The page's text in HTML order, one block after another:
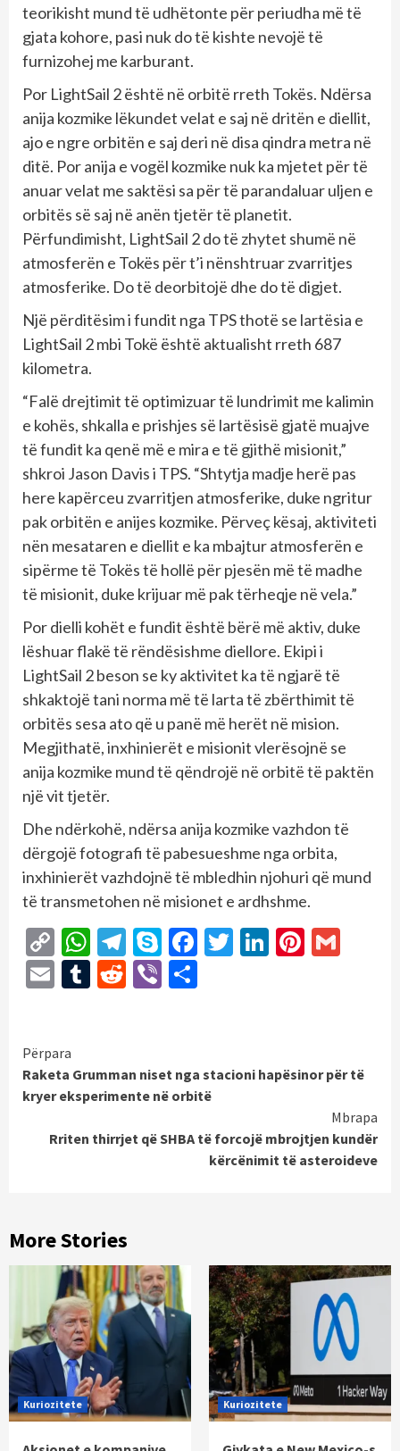
teorikisht mund të udhëtonte për periudha më të
gjata kohore, pasi nuk do të kishte nevojë të
furnizohej me karburant.
Por LightSail 2 është në orbitë rreth Tokës. Ndërsa
anija kozmike lëkundet velat e saj në dritën e diellit,
ajo e ngre orbitën e saj deri në disa qindra metra në
ditë. Por anija e vogël kozmike nuk ka mjetet për të
anuar velat me saktësi sa për të parandaluar uljen e
orbitës së saj në anën tjetër të planetit.
Përfundimisht, LightSail 2 do të zhytet shumë në
atmosferën e Tokës për t’i nënshtruar zvarritjes
atmosferike. Do të deorbitojë dhe do të digjet.
Një përditësim i fundit nga TPS thotë se lartësia e
LightSail 2 mbi Tokë është aktualisht rreth 687
kilometra.
“Falë drejtimit të optimizuar të lundrimit me kalimin
e kohës, shkalla e prishjes së lartësisë gjatë muajve
të fundit ka qenë më e mira e të gjithë misionit,”
shkroi Jason Davis i TPS. “Shtytja madje herë pas
here kapërceu zvarritjen atmosferike, duke ngritur
pak orbitën e anijes kozmike. Përveç kësaj, aktiviteti
nën mesataren e diellit e ka mbajtur atmosferën e
sipërme të Tokës të hollë për pjesën më të madhe
të misionit, duke krijuar më pak tërheqje në vela.”
Por dielli kohët e fundit është bërë më aktiv, duke
lëshuar flakë të rëndësishme diellore. Ekipi i
LightSail 2 beson se ky aktivitet ka të ngjarë të
shkaktojë tani norma më të larta të zbërthimit të
orbitës sesa ato që u panë më herët në mision.
Megjithatë, inxhinierët e misionit vlerësojnë se
anija kozmike mund të qëndrojë në orbitë të paktën
një vit tjetër.
Dhe ndërkohë, ndërsa anija kozmike vazhdon të
dërgojë fotografi të pabesueshme nga orbita,
inxhinierët vazhdojnë të mbledhin njohuri që mund
të transmetohen në misionet e ardhshme.
Copy
Link
WhatsApp
Telegram
SkypeFacebook
Twitter
LinkedIn
EmailTumblr
Reddit
Viber
Continue
Reading
Përpara
Raketa Grumman niset nga stacioni hapësinor për të
kryer eksperimente në orbitë
Mbrapa
Rriten thirrjet që SHBA të forcojë mbrojtjen kundër
kërcënimit të asteroideve
More Stories
Kuriozitete Kuriozitete